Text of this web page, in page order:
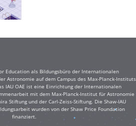
Education als Bildungsbüro der Internationalen
Astronomie auf dem Campus des Max-Planck-Instituts
IAU OAE ist eine Einrichtung der Internationalen
mit dem Max-Planck-Institut für Astronomie
Stiftung und der Carl-Zeiss-Stiftung. Die Shaw-IAU
wurden von der Shaw Price Foundation
finanziert.